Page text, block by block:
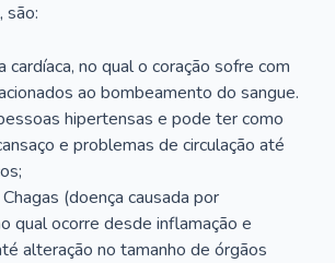
são:
cardíaca, no qual o coração sofre com
ao bombeamento do sangue.
hipertensas e pode ter como
e problemas de circulação até
(doença causada por
qual ocorre desde inflamação e
alteração no tamanho de órgãos